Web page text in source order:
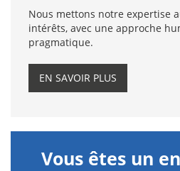
Nous mettons notre expertise
intérêts, avec une approche
pragmatique.
EN SAVOIR PLUS
Vous êtes un